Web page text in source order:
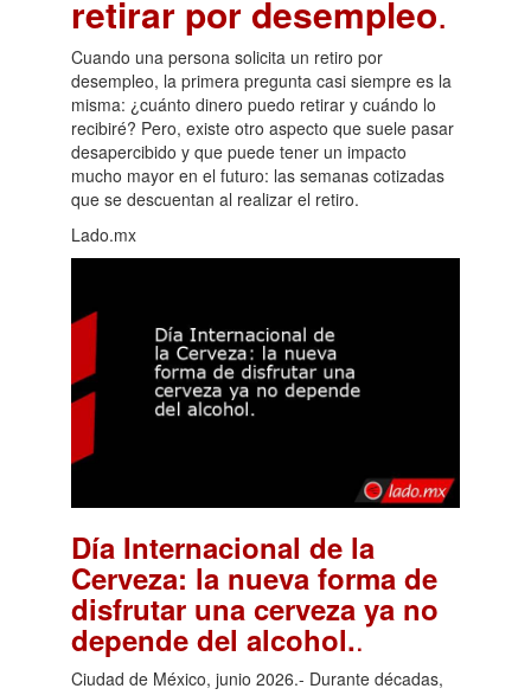
retirar por desempleo.
Cuando una persona solicita un retiro por
desempleo, la primera pregunta casi siempre es la
misma: ¿cuánto dinero puedo retirar y cuándo lo
recibiré? Pero, existe otro aspecto que suele pasar
desapercibido y que puede tener un impacto
mucho mayor en el futuro: las semanas cotizadas
que se descuentan al realizar el retiro.
Lado.mx
Día Internacional de la
Cerveza: la nueva forma de
disfrutar una cerveza ya no
depende del alcohol..
Ciudad de México, junio 2026.- Durante décadas,